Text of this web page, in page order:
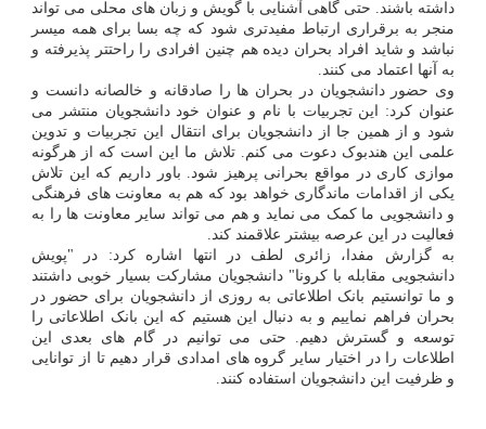
داشته باشند. حتی گاهی آشنایی با گویش و زبان های محلی می تواند
منجر به برقراری ارتباط مفیدتری شود که چه بسا برای همه میسر
نباشد و شاید افراد بحران دیده هم چنین افرادی را راحتتر پذیرفته و
به آنها اعتماد می کنند.
وی حضور دانشجویان در بحران ها را صادقانه و خالصانه دانست و
عنوان کرد: این تجربیات با نام و عنوان خود دانشجویان منتشر می
شود و از همین جا از دانشجویان برای انتقال این تجربیات و تدوین
علمی این هندبوک دعوت می کنم. تلاش ما این است که از هرگونه
موازی کاری در مواقع بحرانی پرهیز شود. باور داریم که این تلاش
یکی از اقدامات ماندگاری خواهد بود که هم به معاونت های فرهنگی
و دانشجویی ما کمک می نماید و هم می تواند سایر معاونت ها را به
فعالیت در این عرصه بیشتر علاقمند کند.
به گزارش مفدا، زائری لطف در انتها اشاره کرد: در "پویش
دانشجویی مقابله با کرونا" دانشجویان مشارکت بسیار خوبی داشتند
و ما توانستیم بانک اطلاعاتی به روزی از دانشجویان برای حضور در
بحران فراهم نماییم و به دنبال این هستیم که این بانک اطلاعاتی را
توسعه و گسترش دهیم. حتی می توانیم در گام های بعدی این
اطلاعات را در اختیار سایر گروه های امدادی قرار دهیم تا از توانایی
و ظرفیت این دانشجویان استفاده کنند.